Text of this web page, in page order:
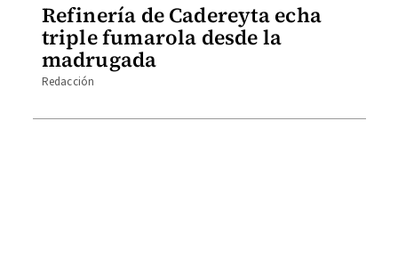
Refinería de Cadereyta echa
triple fumarola desde la
madrugada
Redacción